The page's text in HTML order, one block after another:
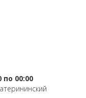
по 00:00